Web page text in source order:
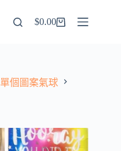
$0.00
單個圖案氣球